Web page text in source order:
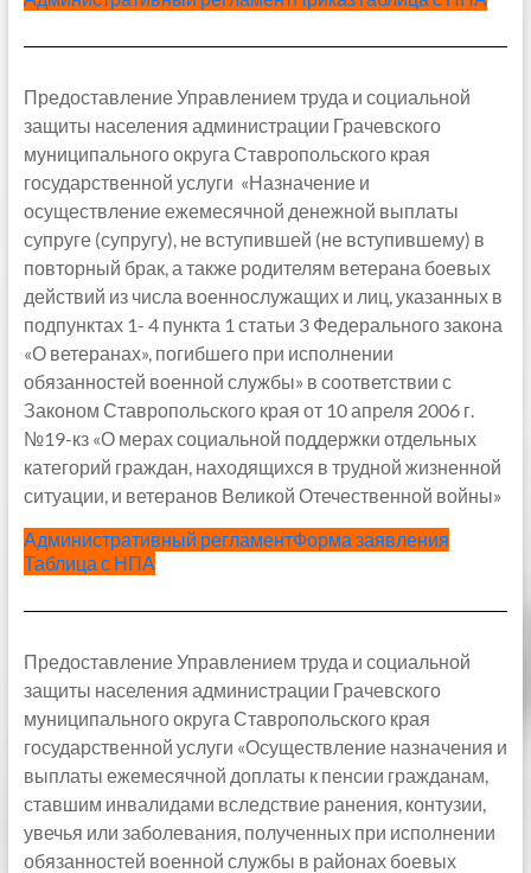
Предоставление Управлением труда и социальной
защиты населения администрации Грачевского
муниципального округа Ставропольского края
государственной услуги «Назначение и
осуществление ежемесячной денежной выплаты
супруге (супругу), не вступившей (не вступившему) в
повторный брак, а также родителям ветерана боевых
действий из числа военнослужащих и лиц, указанных в
подпунктах 1- 4 пункта 1 статьи 3 Федерального закона
«О ветеранах», погибшего при исполнении
обязанностей военной службы» в соответствии с
Законом Ставропольского края от 10 апреля 2006 г.
№19-кз «О мерах социальной поддержки отдельных
категорий граждан, находящихся в трудной жизненной
ситуации, и ветеранов Великой Отечественной войны»
Административный регламентФорма заявления
Таблица с НПА
Предоставление Управлением труда и социальной
защиты населения администрации Грачевского
муниципального округа Ставропольского края
государственной услуги «Осуществление назначения и
выплаты ежемесячной доплаты к пенсии гражданам,
ставшим инвалидами вследствие ранения, контузии,
увечья или заболевания, полученных при исполнении
обязанностей военной службы в районах боевых